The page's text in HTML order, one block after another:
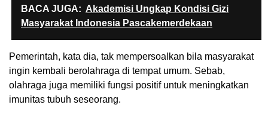
BACA JUGA: Akademisi Ungkap Kondisi Gizi
Masyarakat Indonesia Pascakemerdekaan
Pemerintah, kata dia, tak mempersoalkan bila masyarakat
ingin kembali berolahraga di tempat umum. Sebab,
olahraga juga memiliki fungsi positif untuk meningkatkan
imunitas tubuh seseorang.